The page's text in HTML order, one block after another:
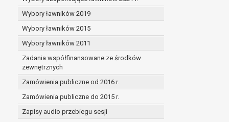
Wybory ławników 2019
Wybory ławników 2015
Wybory ławników 2011
Zadania współfinansowane ze środków
zewnętrznych
Zamówienia publiczne od 2016 r.
Zamówienia publiczne do 2015 r.
Zapisy audio przebiegu sesji